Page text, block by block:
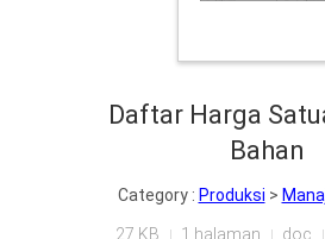
Daftar Harga
Bahan
Category : Produksi >
27 KB 1 halaman doc